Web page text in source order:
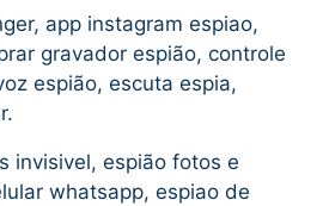
app instagram espiao,
gravador espião, controle
espião, escuta espia,
invisivel, espião fotos e
whatsapp, espiao de